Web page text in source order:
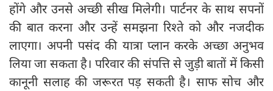
होंगे और उनसे अच्छी सीख मिलेगी। पार्टनर के साथ सपनों
की बात करना और उन्हें समझना रिश्ते को और नजदीक
लाएगा। अपनी पसंद की यात्रा प्लान करके अच्छा अनुभव
लिया जा सकता है। परिवार की संपत्ति से जुड़ी बातों में किसी
कानूनी सलाह की जरूरत पड़ सकती है। साफ सोच और